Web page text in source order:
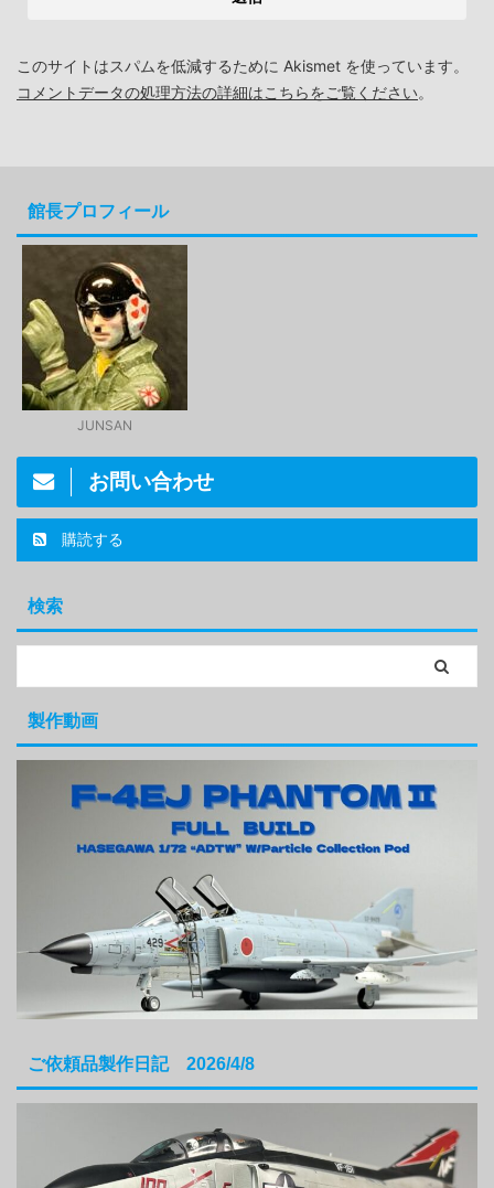
このサイトはスパムを低減するために Akismet を使っています。
コメントデータの処理方法の詳細はこちらをご覧ください。
館長プロフィール
JUNSAN
お問い合わせ
購読する
検索
製作動画
ご依頼品製作日記 2026/4/8